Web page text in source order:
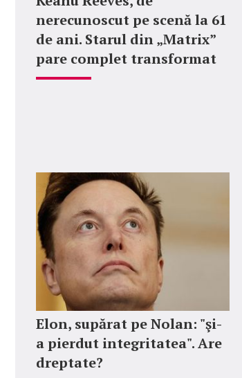
nerecunoscut pe scenă la 61
de ani. Starul din „Matrix”
pare complet transformat
Elon, supărat pe Nolan: "şi-
a pierdut integritatea". Are
dreptate?